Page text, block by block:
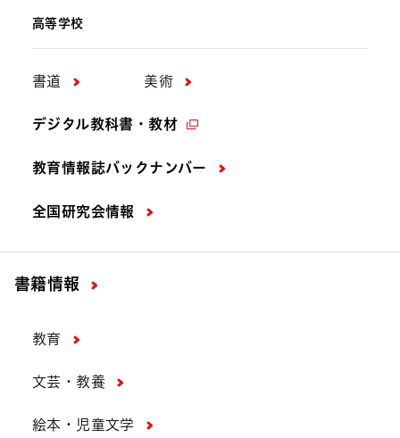
高等学校
書道 美術
デジタル教科書・教材
教育情報誌バックナンバー
全国研究会情報
書籍情報
教育
文芸・教養
絵本・児童文学